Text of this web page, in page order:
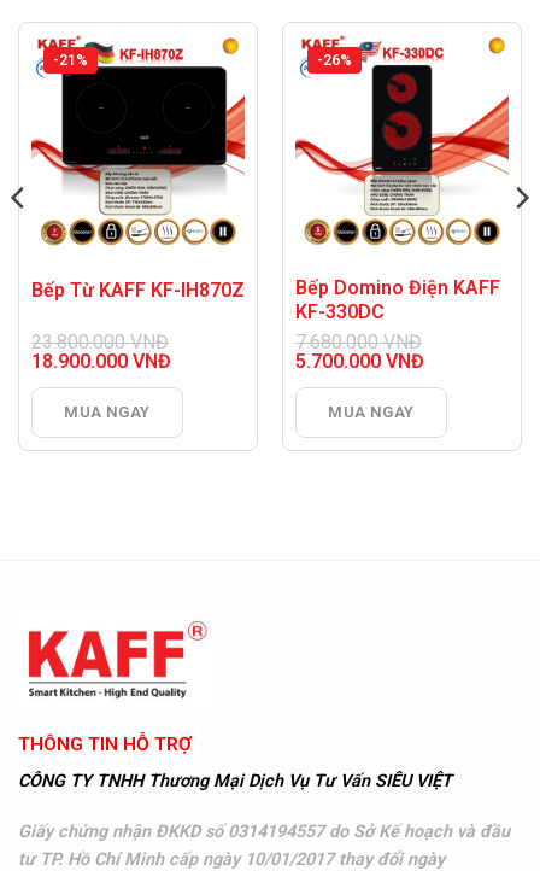
-21%
Bếp Từ KAFF KF-IH870Z
23.800.000VNĐ
Giá
là:
23.800.000 VNĐ.
18.900.000 VNĐ
hiện
là:
18.900.000 VNĐ.
MUA NGAY
-26%
Bếp Domino Điện KAFF
KF-330DC
7.680.000VNĐ
Giá
là:
7.680.000 VNĐ.
5.700.000 VNĐ
hiện
là:
5.700.000 VNĐ.
MUA NGAY
THÔNG TIN HỖ TRỢ
CÔNG TY TNHH Thương Mại Dịch Vụ Tư Vấn SIÊU VIỆT
Giấy chứng nhận ĐKKD số 0314194557 do Sở Kế hoạch và đầu
tư TP. Hồ Chí Minh cấp ngày 10/01/2017 thay đổi ngày